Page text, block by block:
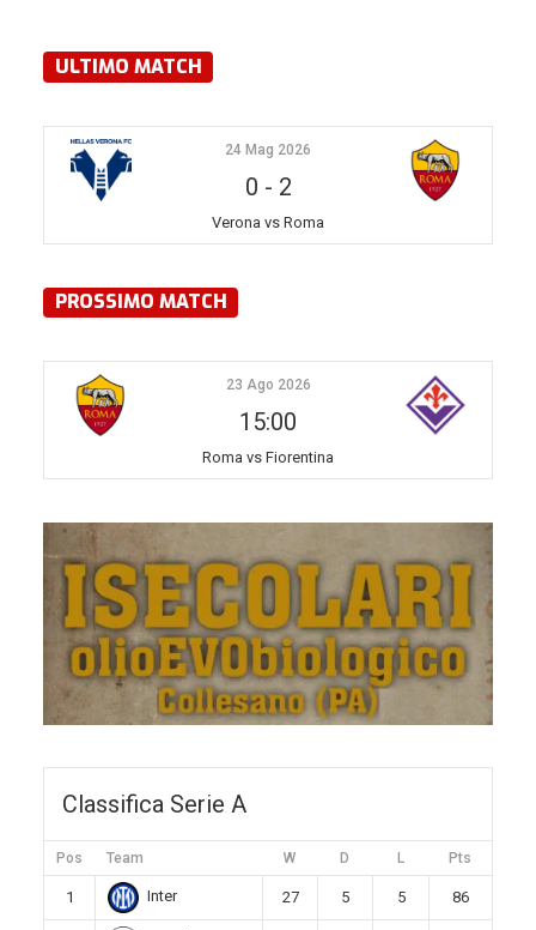
ULTIMO MATCH
24 Mag 2026
0 - 2
Verona vs Roma
PROSSIMO MATCH
23 Ago 2026
15:00
Roma vs Fiorentina
Classifica Serie A
Pos Team W D L Pts
1 Inter 27 5 5 86